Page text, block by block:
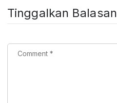
Tinggalkan Balasan